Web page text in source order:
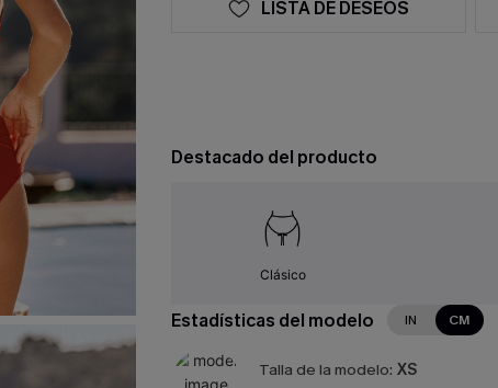
LISTA DE DESEOS
Destacado del producto
Clásico
Estadísticas del modelo IN CM
Talla de la modelo: XS